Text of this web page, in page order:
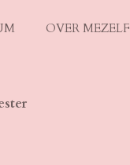
OVER MEZELF